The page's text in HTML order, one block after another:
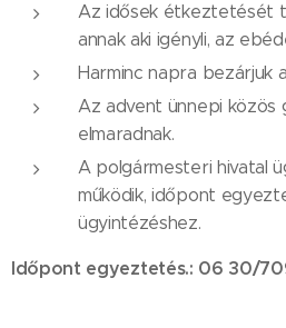
Az idősek étkeztetését
annak aki igényli, az
Harminc napra bezárjuk
Az advent ünnepi közös
elmaradnak.
A polgármesteri hivatal
működik, időpont
ügyintézéshez.
Időpont egyeztetés.: 06 30/